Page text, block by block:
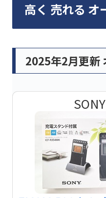
高く 売れる オ
2025年2月更新
SONY